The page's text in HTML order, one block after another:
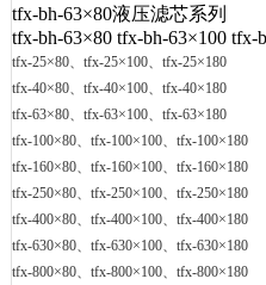
tfx-bh-63×80液压滤芯系列
tfx-bh-63×80 tfx-bh-63×100 tfx-
tfx-25×80、tfx-25×100、tfx-25×180
tfx-40×80、tfx-40×100、tfx-40×180
tfx-63×80、tfx-63×100、tfx-63×180
tfx-100×80、tfx-100×100、tfx-100×180
tfx-160×80、tfx-160×100、tfx-160×180
tfx-250×80、tfx-250×100、tfx-250×180
tfx-400×80、tfx-400×100、tfx-400×180
tfx-630×80、tfx-630×100、tfx-630×180
tfx-800×80、tfx-800×100、tfx-800×180